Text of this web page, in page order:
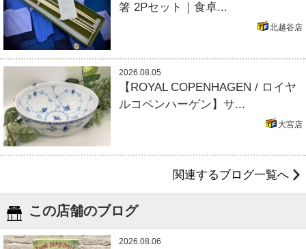
箸 2Pセット｜食卓...
北越谷店
2026.08.05
【ROYAL COPENHAGEN / ロイヤ
ルコペンハーゲン】サ...
大宮店
関連するブログ一覧へ
この店舗のブログ
2026.08.06